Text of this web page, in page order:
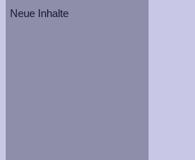
Neue Inhalte